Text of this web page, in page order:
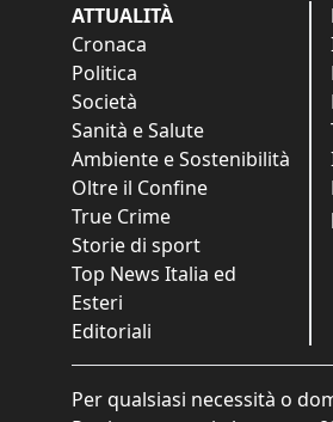
ATTUALITÀ
Cronaca
Politica
Società
Sanità e Salute
Ambiente e Sostenibilità
Oltre il Confine
True Crime
Storie di sport
Top News Italia ed
Esteri
Editoriali
Per qualsiasi necessità o